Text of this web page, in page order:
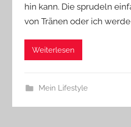
hin kann. Die sprudeln
von Tränen oder ich werde
Weiterlesen
Mein Lifestyle